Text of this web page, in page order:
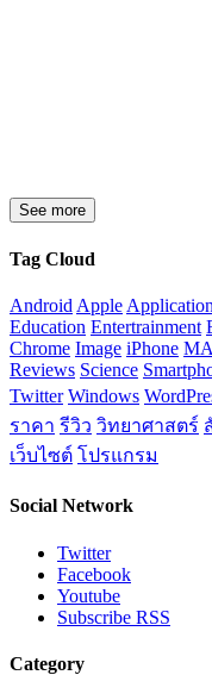
See more
Tag Cloud
Android Apple Application
Education Entertrainment
Chrome Image iPhone
Reviews Science
Twitter Windows
ราคา รีวิว วิทยาศาสตร์
เว็บไซต์ โปรแกรม
Social Network
Twitter
Facebook
Youtube
Subscribe RSS
Category